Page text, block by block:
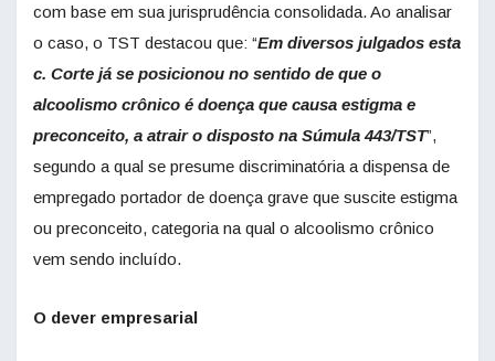
com base em sua jurisprudência consolidada. Ao analisar
o caso, o TST destacou que: “Em diversos julgados esta
c. Corte já se posicionou no sentido de que o
alcoolismo crônico é doença que causa estigma e
preconceito, a atrair o disposto na Súmula 443/TST”,
segundo a qual se presume discriminatória a dispensa de
empregado portador de doença grave que suscite estigma
ou preconceito, categoria na qual o alcoolismo crônico
vem sendo incluído.
O dever empresarial